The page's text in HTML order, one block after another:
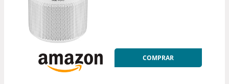
COMPRAR